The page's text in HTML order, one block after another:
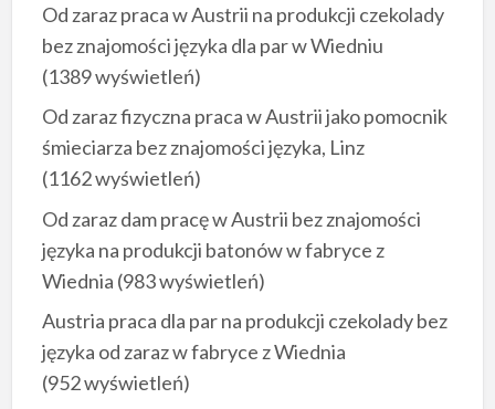
Od zaraz praca w Austrii na produkcji czekolady
bez znajomości języka dla par w Wiedniu
(1389 wyświetleń)
Od zaraz fizyczna praca w Austrii jako pomocnik
śmieciarza bez znajomości języka, Linz
(1162 wyświetleń)
Od zaraz dam pracę w Austrii bez znajomości
języka na produkcji batonów w fabryce z
Wiednia (983 wyświetleń)
Austria praca dla par na produkcji czekolady bez
języka od zaraz w fabryce z Wiednia
(952 wyświetleń)